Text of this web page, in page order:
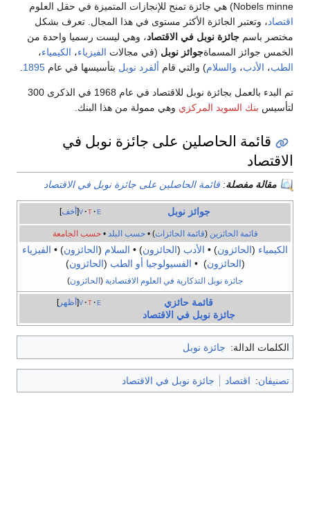
Nobels minne) هي جائزة تمنح للإنجازات المتميزة في حقل العلوم
اقتصاد، وتعتبر الجائزة الأكثر مستوى في هذا المجال. تعرف بشكل
مختصر باسم جائزة نوبل في الاقتصاد، وهي ليست رسميا واحدة من
الخمس جوائز المسماةجوائز نوبل (في مجالات الفيزياء، الكيمياء،
الطب، الأدب، والسلام) والتي قام ألفرد نوبل بتأسيسها في عام 1895
تم البدء بالعمل بجائزة نوبل للاقتصاد في عام 1968 في الذكرى 300
لتأسيس بنك السويد المركزي وهي ممولة من هذا البنك.
قائمة الحاصلين على جائزة نوبل في
الاقتصاد
مقالة مفصلة: قائمة الحاصلين على جائزة نوبل في الاقتصاد
أخف v t e جوائز نوبل
قائمة الحائزين (قائمة الحائزات) •حسب البلد •حسب الجامعة
الكيمياء ( الحائزون) • الأدب ( الحائزون) • السلام ( الحائزون) • الفيزياء
( الحائزون) • الفسيولوجيا أو الطب ( الحائزون)
جائزة نوبل التذكارية في العلوم الاقتصادية ( الحائزون)
أظهر v t e
قائمة حائزي
جائزة نوبل في الاقتصاد
الكلمات الدالة: جائزة نوبل
تصنيفان: اقتصاد جائزة نوبل في الاقتصاد